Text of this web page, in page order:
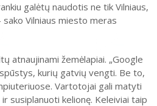
galėtų naudotis ne tik Vilniaus,
Vilniaus miesto meras
atnaujinami žemėlapiai. „Google
kurių gatvių vengti. Be to,
Vartotojai gali matyti
susiplanuoti kelionę. Keleiviai taip